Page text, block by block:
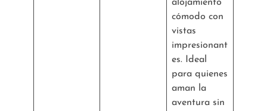
alojamiento
cómodo con
vistas
impresionant
es. Ideal
para quienes
aman la
aventura sin